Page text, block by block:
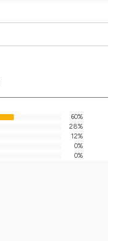
60%
28%
12%
0%
0%